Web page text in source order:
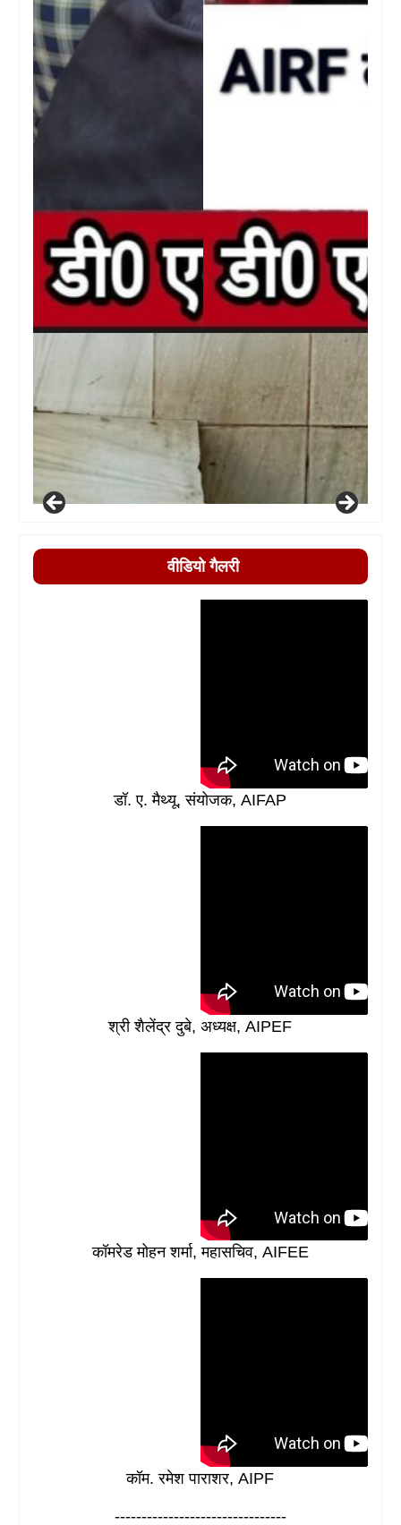
वीडियो गैलरी
डॉ. ए. मैथ्यू, संयोजक, AIFAP
श्री शैलेंद्र दुबे, अध्यक्ष, AIPEF
कॉमरेड मोहन शर्मा, महासचिव, AIFEE
कॉम. रमेश पाराशर, AIPF
--------------------------------